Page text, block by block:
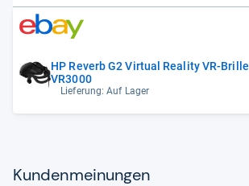
HP Reverb G2 Virtual Reality VR-Brille
VR3000
Lieferung: Auf Lager
Kun­den­mei­nun­gen